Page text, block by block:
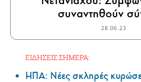
συναντηθούν
28.06.23
ΕΙΔΗΣΕΙΣ ΣΗΜΕΡΑ:
ΗΠΑ: Nέες σκληρές